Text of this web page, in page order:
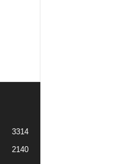
3314
2140